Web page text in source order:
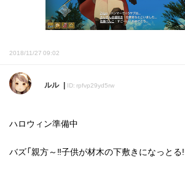
2018/11/27 09:02
ルル ID: rpfvp29yd5rw
ハロウィン準備中
バズ「親方～‼️子供が材木の下敷きになっとる